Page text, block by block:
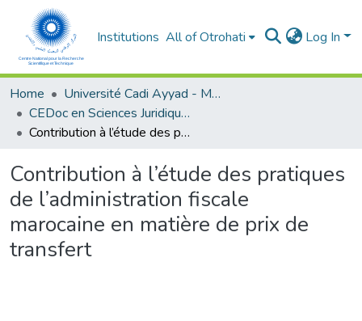
Institutions All of Otrohati Log In
Home
Université Cadi Ayyad - Marrakech
CEDoc en Sciences Juridiques, Economiques, Sociales et de Gestion (CED - SJESG)
Contribution à l’étude des pratiques de l’administration fiscale marocaine en matière de prix de transfert
Contribution à l’étude des pratiques
de l’administration fiscale
marocaine en matière de prix de
transfert